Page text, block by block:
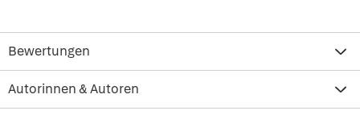
Bewertungen
Autorinnen & Autoren